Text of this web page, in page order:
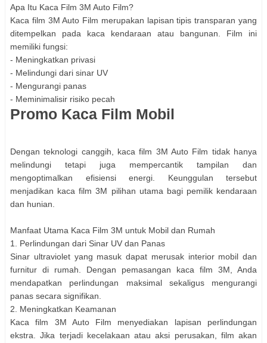
Apa Itu Kaca Film 3M Auto Film?
Kaca film 3M Auto Film merupakan lapisan tipis transparan yang
ditempelkan pada kaca kendaraan atau bangunan. Film ini
memiliki fungsi:
- Meningkatkan privasi
- Melindungi dari sinar UV
- Mengurangi panas
- Meminimalisir risiko pecah
Promo Kaca Film Mobil
Dengan teknologi canggih, kaca film 3M Auto Film tidak hanya
melindungi tetapi juga mempercantik tampilan dan
mengoptimalkan efisiensi energi. Keunggulan tersebut
menjadikan kaca film 3M pilihan utama bagi pemilik kendaraan
dan hunian.
Manfaat Utama Kaca Film 3M untuk Mobil dan Rumah
1. Perlindungan dari Sinar UV dan Panas
Sinar ultraviolet yang masuk dapat merusak interior mobil dan
furnitur di rumah. Dengan pemasangan kaca film 3M, Anda
mendapatkan perlindungan maksimal sekaligus mengurangi
panas secara signifikan.
2. Meningkatkan Keamanan
Kaca film 3M Auto Film menyediakan lapisan perlindungan
ekstra. Jika terjadi kecelakaan atau aksi perusakan, film akan